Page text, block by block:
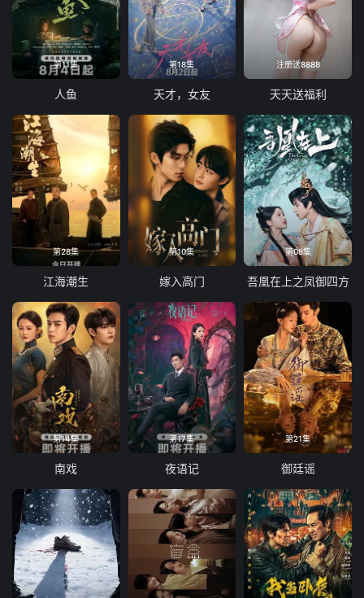
第11集
人鱼
第18集
天才，女友
注册送8888
天天送福利
第28集
江海潮生
第10集
嫁入高门
第08集
吾凰在上之凤御四方
第14集
南戏
第17集
夜语记
第21集
御廷谣